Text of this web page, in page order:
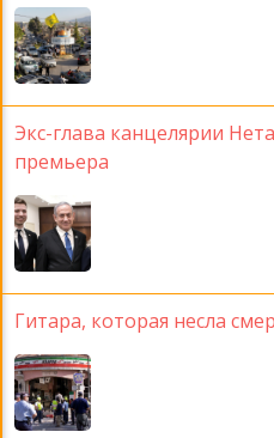
Экс-глава канцелярии
премьера
Гитара, которая несла